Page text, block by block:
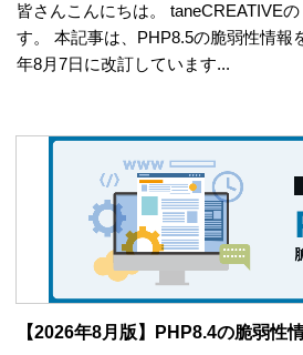
皆さんこんにちは。 taneCREATIVE
す。 本記事は、PHP8.5の脆弱性情報
年8月7日に改訂しています...
【2026年8月版】PHP8.4の脆弱性